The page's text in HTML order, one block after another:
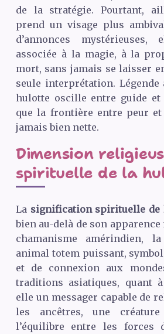
de la stratégie. Pourtant,
prend un visage plus
d’annonces
associée à la magie, à la
mort, sans jamais se laisser
seule interprétation. Légende
hulotte oscille entre guide et
que la frontière entre peur et
jamais bien nette.
Dimension
spirituelle de la
La signification spirituelle de
bien au-delà de son
chamanisme amérindien,
animal totem puissant,
et de connexion aux
traditions asiatiques, quant
elle un messager capable de
les ancêtres, une
l’équilibre entre les forces